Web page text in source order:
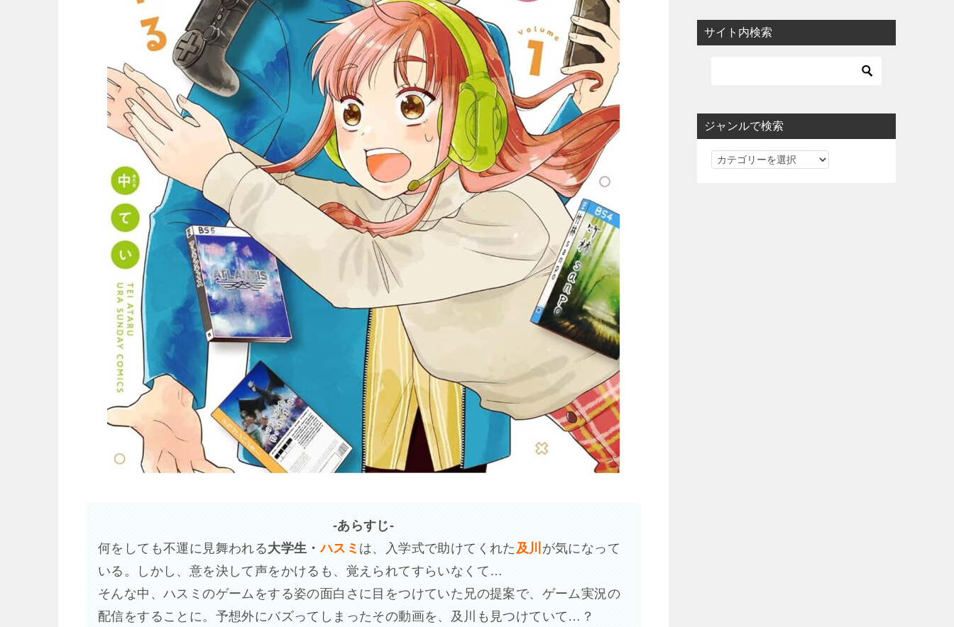
-あらすじ-
何をしても不運に見舞われる大学生・ハスミ は、入学式で助けてくれた及川 が気になって
いる。しかし、意を決して声をかけるも、覚えられてすらいなくて…
そんな中、ハスミのゲームをする姿の面白さに目をつけていた兄の提案で、ゲーム実況の
配信をすることに。予想外にバズってしまったその動画を、及川も見つけていて…？
サイト内検索
ジャンルで検索
ジ